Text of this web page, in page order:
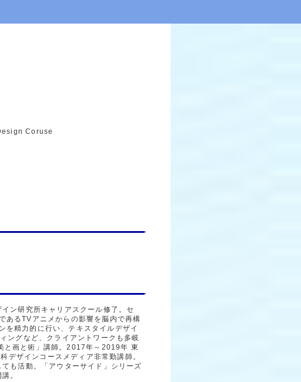
Coruse
ン研究所キャリアスクール修了。セ
あるTVアニメからの影響を脳内で再構
を精力的に行い、テキスタイルデザイ
ングなど、クライアントワークも多岐
と画と術」講師。2017年～2019年 東
デザインコースメディア非常勤講師。
も活動。「アウターサイド」シリーズ
。